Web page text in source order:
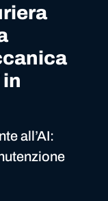
all’AI: